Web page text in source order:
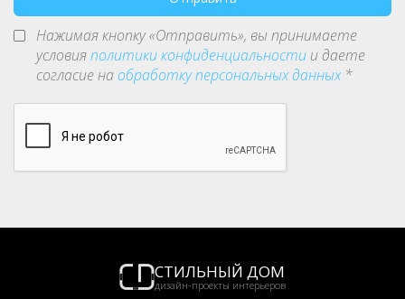
Нажимая кнопку «Отправить», вы принимаете
условияполитики конфиденциальности и даете
согласие на обработку персональных данных *
СТИЛЬНЫЙ ДОМ
дизайн-проекты интерьеров